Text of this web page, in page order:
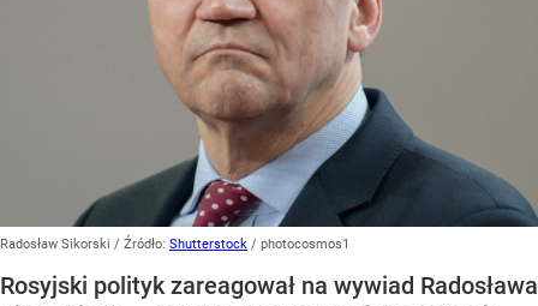
Radosław Sikorski / Źródło: Shutterstock / photocosmos1
Rosyjski polityk zareagował na wywiad Radosława